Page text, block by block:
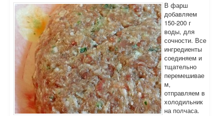
В фарш
добавляем
150-200 г
воды, для
сочности. Все
ингредиенты
соединяем и
тщательно
перемешивае
м,
отправляем в
холодильник
на полчаса.